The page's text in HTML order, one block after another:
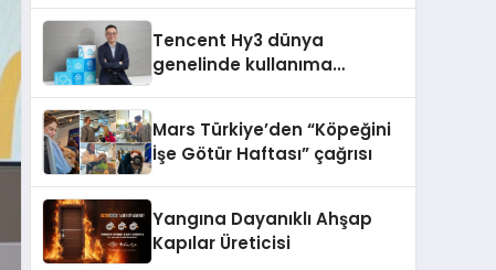
şunları kaydetti:
Tencent Hy3 dünya
genelinde kullanıma
Mars Türkiye’den “Köpeğini
İşe Götür Haftası” çağrısı
Yangına Dayanıklı Ahşap
Kapılar Üreticisi